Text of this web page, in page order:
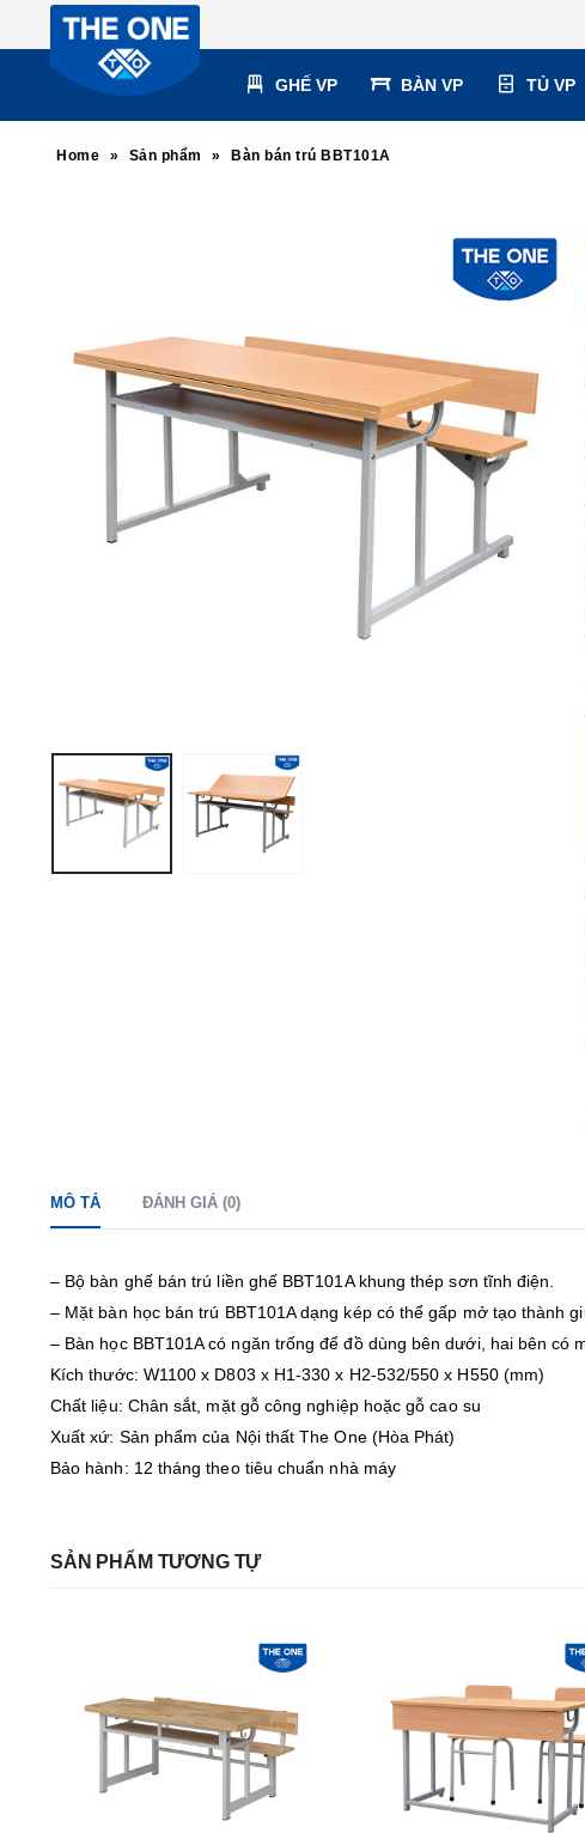
GHẾ VP BÀN VP TỦ VP
Home » Sản phẩm » Bàn bán trú BBT101A
MÔ TẢ ĐÁNH GIÁ (0)
– Bộ bàn ghế bán trú liền ghế BBT101A khung thép sơn tĩnh điện.
– Mặt bàn học bán trú BBT101A dạng kép có thể gấp mở tạo thành
– Bàn học BBT101A có ngăn trống để đồ dùng bên dưới, hai bên có
Kích thước: W1100 x D803 x H1-330 x H2-532/550 x H550 (mm)
Chất liệu: Chân sắt, mặt gỗ công nghiệp hoặc gỗ cao su
Xuất xứ: Sản phẩm của Nội thất The One (Hòa Phát)
Bảo hành: 12 tháng theo tiêu chuẩn nhà máy
SẢN PHẨM TƯƠNG TỰ